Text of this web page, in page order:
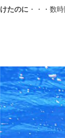
けたのに ・・・数